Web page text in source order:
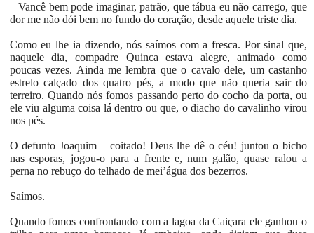
– Vancê bem pode imaginar, patrão, que tábua eu não carrego, que
dor me não dói bem no fundo do coração, desde aquele triste dia.
Como eu lhe ia dizendo, nós saímos com a fresca. Por sinal que,
naquele dia, compadre Quinca estava alegre, animado como
poucas vezes. Ainda me lembra que o cavalo dele, um castanho
estrelo calçado dos quatro pés, a modo que não queria sair do
terreiro. Quando nós fomos passando perto do cocho da porta, ou
ele viu alguma coisa lá dentro ou que, o diacho do cavalinho virou
nos pés.
O defunto Joaquim – coitado! Deus lhe dê o céu! juntou o bicho
nas esporas, jogou-o para a frente e, num galão, quase ralou a
perna no rebuço do telhado de mei’água dos bezerros.
Saímos.
Quando fomos confrontando com a lagoa da Caiçara ele ganhou o